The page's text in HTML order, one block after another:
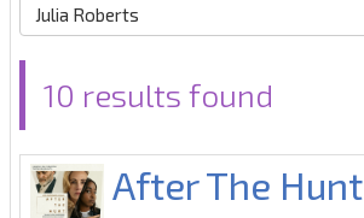
10 results found
After The Hunt